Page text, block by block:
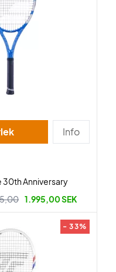
Info
30th Anniversary
1.995,00 SEK
- 33%